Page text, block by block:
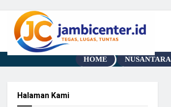
HOME NUSANTARA
Halaman Kami